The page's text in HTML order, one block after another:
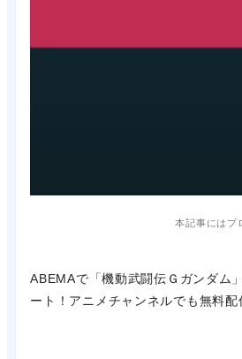
本記事にはプ
ABEMAで「機動武闘伝Ｇガンダム
ート！アニメチャンネルでも無料配